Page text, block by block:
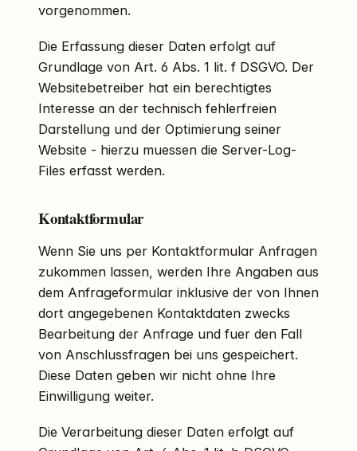
vorgenommen.
Die Erfassung dieser Daten erfolgt auf
Grundlage von Art. 6 Abs. 1 lit. f DSGVO. Der
Websitebetreiber hat ein berechtigtes
Interesse an der technisch fehlerfreien
Darstellung und der Optimierung seiner
Website - hierzu muessen die Server-Log-
Files erfasst werden.
Kontaktformular
Wenn Sie uns per Kontaktformular Anfragen
zukommen lassen, werden Ihre Angaben aus
dem Anfrageformular inklusive der von Ihnen
dort angegebenen Kontaktdaten zwecks
Bearbeitung der Anfrage und fuer den Fall
von Anschlussfragen bei uns gespeichert.
Diese Daten geben wir nicht ohne Ihre
Einwilligung weiter.
Die Verarbeitung dieser Daten erfolgt auf